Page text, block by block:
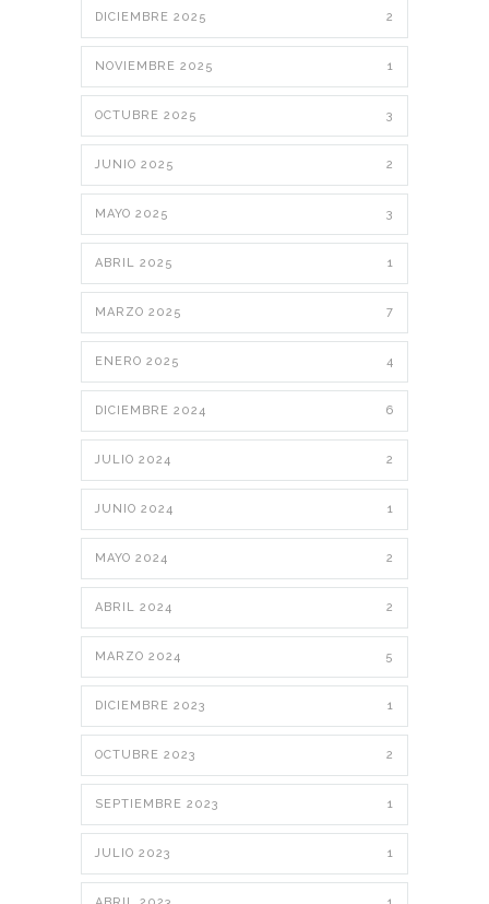
DICIEMBRE 2025 2
NOVIEMBRE 2025 1
OCTUBRE 2025 3
JUNIO 2025 2
MAYO 2025 3
ABRIL 2025 1
MARZO 2025 7
ENERO 2025 4
DICIEMBRE 2024 6
JULIO 2024 2
JUNIO 2024 1
MAYO 2024 2
ABRIL 2024 2
MARZO 2024 5
DICIEMBRE 2023 1
OCTUBRE 2023 2
SEPTIEMBRE 2023 1
JULIO 2023 1